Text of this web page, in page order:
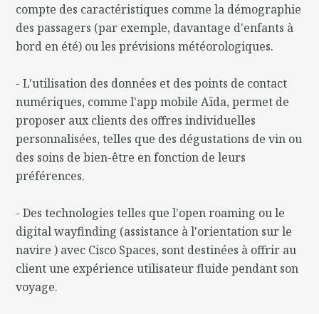
compte des caractéristiques comme la démographie
des passagers (par exemple, davantage d'enfants à
bord en été) ou les prévisions météorologiques.
- L'utilisation des données et des points de contact
numériques, comme l'app mobile Aïda, permet de
proposer aux clients des offres individuelles
personnalisées, telles que des dégustations de vin ou
des soins de bien-être en fonction de leurs
préférences.
- Des technologies telles que l'open roaming ou le
digital wayfinding (assistance à l'orientation sur le
navire ) avec Cisco Spaces, sont destinées à offrir au
client une expérience utilisateur fluide pendant son
voyage.